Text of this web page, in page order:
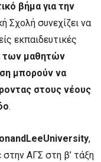
βήμα για την
Σχολή συνεχίζει να
εκπαιδευτικές
των μαθητών
μπορούν να
στους νέους
.
,
ΑΓΣ στη β’ τάξη